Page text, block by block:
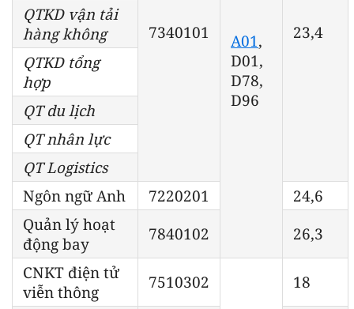
7340101 A01 ,
D01,
D78,
D96
23,4
QTKD vận tải
hàng không
QTKD tổng
hợp
QT du lịch
QT nhân lực
QT Logistics
Ngôn ngữ Anh
7220201
24,6
Quản lý hoạt
động bay
7840102
26,3
CNKT điện tử
viễn thông
7510302
18